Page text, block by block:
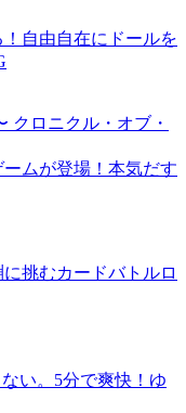
自由自在にドールを
クロニクル・オブ・
ームが登場！本気だす
挑むカードバトルロ
い。5分で爽快！ゆ